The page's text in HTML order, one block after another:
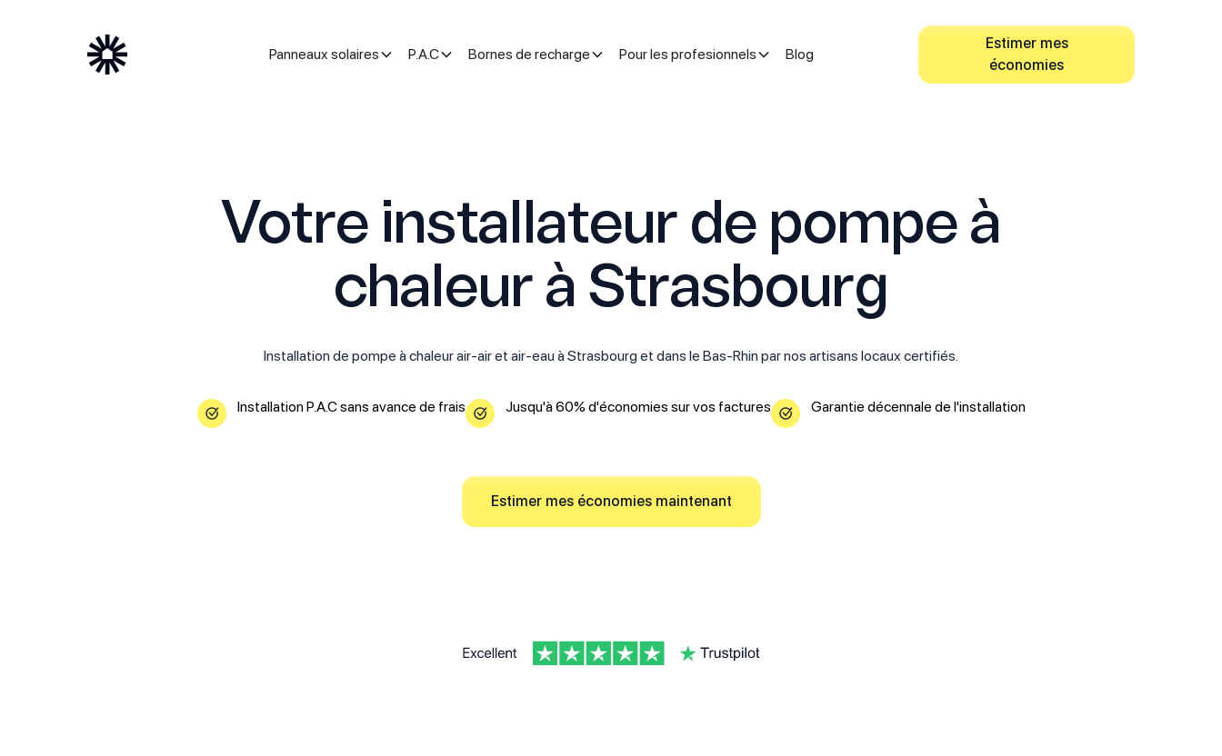
Panneaux solaires P.A.C Bornes de recharge Pour les profesionnels Blog
Estimer mes
économies
Votre installateur de pompe à
chaleur à Strasbourg
Installation de pompe à chaleur air-air et air-eau à Strasbourg et dans le Bas-Rhin par nos artisans locaux certifiés.
Installation P.A.C sans avance de frais Jusqu'à 60% d'économies sur vos factures Garantie décennale de l'installation
Estimer mes économies maintenant